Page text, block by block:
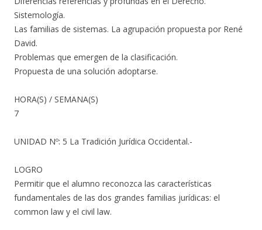
Sistemología.
Las familias de sistemas. La agrupación propuesta por René
David.
Problemas que emergen de la clasificación.
Propuesta de una solución adoptarse.
HORA(S) / SEMANA(S)
7
UNIDAD Nº: 5 La Tradición Jurídica Occidental.-
LOGRO
Permitir que el alumno reconozca las características
fundamentales de las dos grandes familias jurídicas: el
common law y el civil law.